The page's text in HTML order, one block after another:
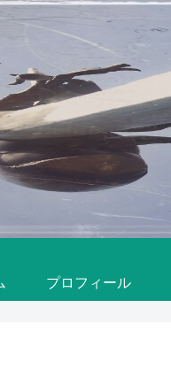
プロフィール